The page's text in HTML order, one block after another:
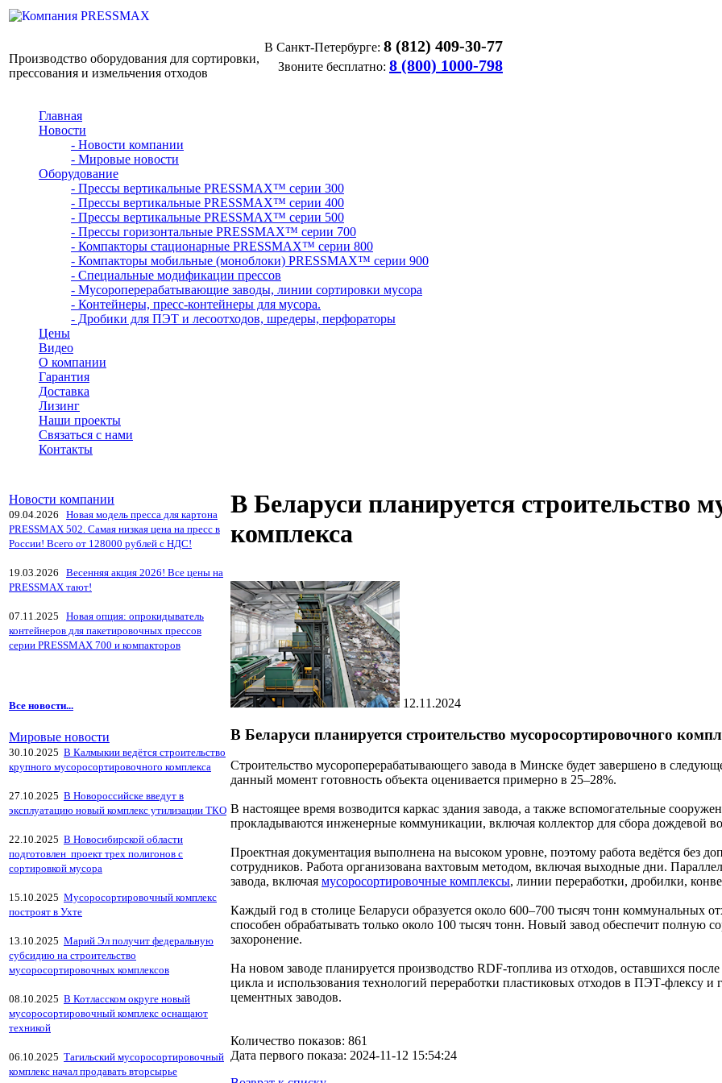
Производство оборудования для сортировки,
прессования и измельчения отходов
В Санкт-Петербурге: 8 (812) 409-30-77
Звоните бесплатно: 8 (800) 1000-798
Главная
Новости
- Новости компании
- Мировые новости
Оборудование
- Прессы вертикальные PRESSMAX™ серии 300
- Прессы вертикальные PRESSMAX™ серии 400
- Прессы вертикальные PRESSMAX™ серии 500
- Прессы горизонтальные PRESSMAX™ серии 700
- Компакторы стационарные PRESSMAX™ серии 800
- Компакторы мобильные (моноблоки) PRESSMAX™ серии 900
- Специальные модификации прессов
- Мусороперерабатывающие заводы, линии сортировки мусора
- Контейнеры, пресс-контейнеры для мусора.
- Дробики для ПЭТ и лесоотходов, шредеры, перфораторы
Цены
Видео
О компании
Гарантия
Доставка
Лизинг
Наши проекты
Связаться с нами
Контакты
Новости компании
09.04.2026
Новая модель пресса для картона
PRESSMAX 502. Самая низкая цена на пресс в
России! Всего от 128000 рублей с НДС!
19.03.2026
Весенняя акция 2026! Все цены на
PRESSMAX тают!
07.11.2025
Новая опция: опрокидыватель
контейнеров для пакетировочных прессов
серии PRESSMAX 700 и компакторов
Все новости...
Мировые новости
30.10.2025 В Калмыкии ведётся строительство
крупного мусоросортировочного комплекса
27.10.2025 В Новороссийске введут в
эксплуатацию новый комплекс утилизации ТКО
22.10.2025 В Новосибирской области
подготовлен проект трех полигонов с
сортировкой мусора
15.10.2025 Мусоросортировочный комплекс
построят в Ухте
13.10.2025 Марий Эл получит федеральную
субсидию на строительство
мусоросортировочных комплексов
08.10.2025 В Котласском округе новый
мусоросортировочный комплекс оснащают
техникой
06.10.2025 Тагильский мусоросортировочный
комплекс начал продавать вторсырье
В Беларуси планируется строительство
комплекса
12.11.2024
В Беларуси планируется строительство мусоросортировочного
Строительство мусороперерабатывающего завода в Минске будет завершено в
данный момент готовность объекта оценивается примерно в 25–28%.
В настоящее время возводится каркас здания завода, а также вспомогательные
прокладываются инженерные коммуникации, включая коллектор для сбора дождевой
Проектная документация выполнена на высоком уровне, поэтому работа ведётся без
сотрудников. Работа организована вахтовым методом, включая выходные дни.
завода, включая мусоросортировочные комплексы, линии переработки, дробилки,
Каждый год в столице Беларуси образуется около 600–700 тысяч тонн коммунальных
способен обрабатывать только около 100 тысяч тонн. Новый завод обеспечит полную
захоронение.
На новом заводе планируется производство RDF-топлива из отходов, оставшихся
цикла и использования технологий переработки пластиковых отходов в ПЭТ-флексу и
цементных заводов.
Количество показов: 861
Дата первого показа: 2024-11-12 15:54:24